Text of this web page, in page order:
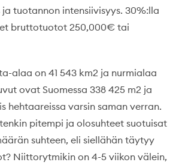
tuotannon intensiivisyys. 30%:lla
bruttotuotot 250,000€ tai
alaa on 41 543 km2 ja nurmialaa
ovat Suomessa 338 425 m2 ja
hehtaareissa varsin saman verran.
pitempi ja olosuhteet suotuisat
suhteen, eli siellähän täytyy
Niittorytmikin on 4-5 viikon välein,